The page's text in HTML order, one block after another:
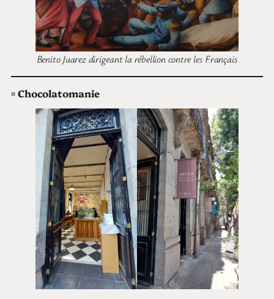
Benito Juarez dirigeant la rébellion contre les Français
¤Chocolatomanie